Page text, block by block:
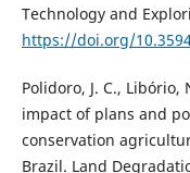
Technology and
https://doi.org/
Polidoro, J. C., Libório,
impact of plans and
conservation
Brazil. Land